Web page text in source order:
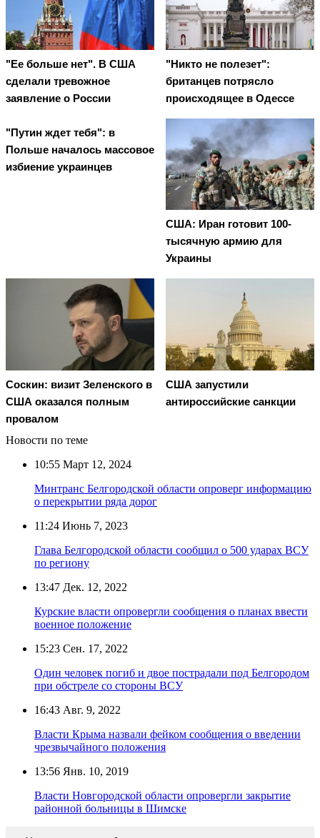
"Ее больше нет". В США
сделали тревожное
заявление о России
"Никто не полезет":
британцев потрясло
происходящее в Одессе
"Путин ждет тебя": в
Польше началось массовое
избиение украинцев
США: Иран готовит 100-
тысячную армию для
Украины
Соскин: визит Зеленского в
США оказался полным
провалом
США запустили
антироссийские санкции
Новости по теме
10:55 Март 12, 2024
Минтранс Белгородской области опроверг информацию
о перекрытии ряда дорог
11:24 Июнь 7, 2023
Глава Белгородской области сообщил о 500 ударах ВСУ
по региону
13:47 Дек. 12, 2022
Курские власти опровергли сообщения о планах ввести
военное положение
15:23 Сен. 17, 2022
Один человек погиб и двое пострадали под Белгородом
при обстреле со стороны ВСУ
16:43 Авг. 9, 2022
Власти Крыма назвали фейком сообщения о введении
чрезвычайного положения
13:56 Янв. 10, 2019
Власти Новгородской области опровергли закрытие
районной больницы в Шимске